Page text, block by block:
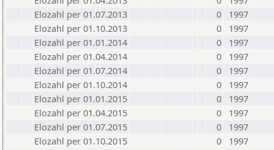
Elozahl per 01.07.2013
0
1997
Elozahl per 01.10.2013
0
1997
Elozahl per 01.01.2014
0
1997
Elozahl per 01.04.2014
0
1997
Elozahl per 01.07.2014
0
1997
Elozahl per 01.10.2014
0
1997
Elozahl per 01.01.2015
0
1997
Elozahl per 01.04.2015
0
1997
Elozahl per 01.07.2015
0
1997
Elozahl per 01.10.2015
0 1997